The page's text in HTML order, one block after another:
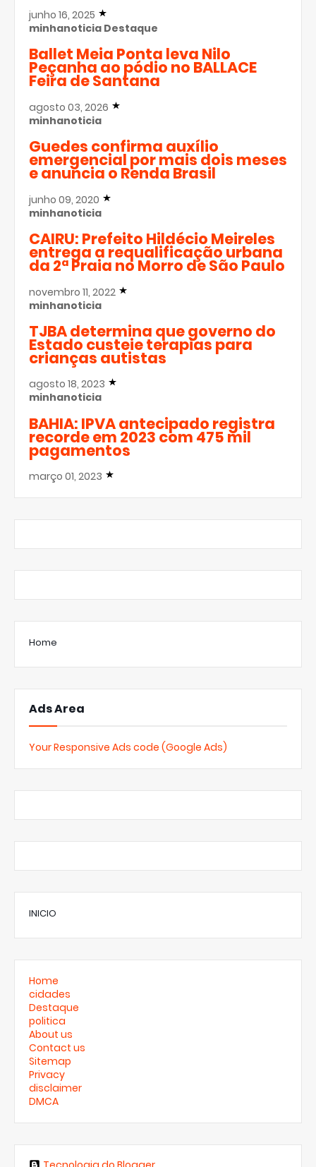
junho 16, 2025
minhanoticia Destaque
Ballet Meia Ponta leva Nilo
Peçanha ao pódio no BALLACE
Feira de Santana
agosto 03, 2026
minhanoticia
Guedes confirma auxílio
emergencial por mais dois meses
e anuncia o Renda Brasil
junho 09, 2020
minhanoticia
CAIRU: Prefeito Hildécio Meireles
entrega a requalificação urbana
da 2ª Praia no Morro de São Paulo
novembro 11, 2022
minhanoticia
TJBA determina que governo do
Estado custeie terapias para
crianças autistas
agosto 18, 2023
minhanoticia
BAHIA: IPVA antecipado registra
recorde em 2023 com 475 mil
pagamentos
março 01, 2023
Home
Ads Area
Your Responsive Ads code (Google Ads)
INICIO
Home
cidades
Destaque
politica
About us
Contact us
Sitemap
Privacy
disclaimer
DMCA